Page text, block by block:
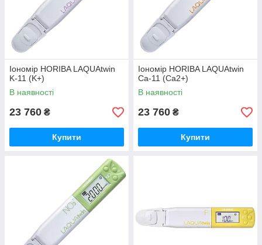
Іономір HORIBA LAQUAtwin
K-11 (K+)
В наявності
23 760 ₴
Купити
Іономір HORIBA LAQUAtwin
Ca-11 (Ca2+)
В наявності
23 760 ₴
Купити